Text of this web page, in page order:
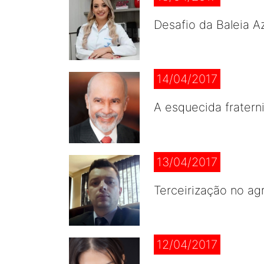
Desafio da Baleia
14/04/2017
A esquecida
13/04/2017
Terceirização no
12/04/2017